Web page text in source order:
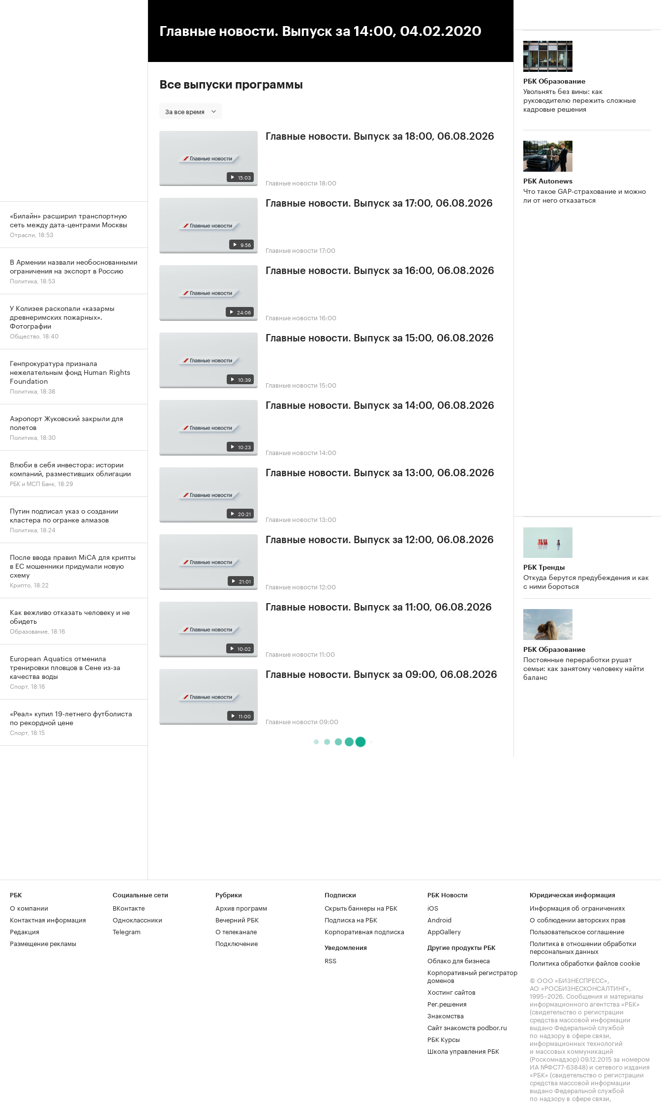
Главные новости. Выпуск за 14:00, 04.02.2020
Все выпуски программы
За все время
15:03
Главные новости. Выпуск за 18:00, 06.08.2026
Главные новости 18:00
9:56
Главные новости. Выпуск за 17:00, 06.08.2026
Главные новости 17:00
24:06
Главные новости. Выпуск за 16:00, 06.08.2026
Главные новости 16:00
10:39
Главные новости. Выпуск за 15:00, 06.08.2026
Главные новости 15:00
10:23
Главные новости. Выпуск за 14:00, 06.08.2026
Главные новости 14:00
20:21
Главные новости. Выпуск за 13:00, 06.08.2026
Главные новости 13:00
21:01
Главные новости. Выпуск за 12:00, 06.08.2026
Главные новости 12:00
10:02
Главные новости. Выпуск за 11:00, 06.08.2026
Главные новости 11:00
11:00
Главные новости. Выпуск за 09:00, 06.08.2026
Главные новости 09:00
РБК Образование
Увольнять без вины: как
руководителю пережить сложные
кадровые решения
РБК Autonews
Что такое GAP-страхование и можно
ли от него отказаться
РБК Тренды
Откуда берутся предубеждения и как
с ними бороться
РБК Образование
Постоянные переработки рушат
семьи: как занятому человеку найти
баланс
«Билайн» расширил транспортную
сеть между дата-центрами Москвы
Отрасли, 18:53
В Армении назвали необоснованными
ограничения на экспорт в Россию
Политика, 18:53
У Колизея раскопали «казармы
древнеримских пожарных».
Фотографии
Общество, 18:40
Генпрокуратура признала
нежелательным фонд Human Rights
Foundation
Политика, 18:38
Аэропорт Жуковский закрыли для
полетов
Политика, 18:30
Влюби в себя инвестора: истории
компаний, разместивших облигации
РБК и МСП Банк, 18:29
Путин подписал указ о создании
кластера по огранке алмазов
Политика, 18:24
После ввода правил MiCA для крипты
в ЕС мошенники придумали новую
схему
Крипто, 18:22
Как вежливо отказать человеку и не
обидеть
Образование, 18:16
European Aquatics отменила
тренировки пловцов в Сене из-за
качества воды
Спорт, 18:16
«Реал» купил 19-летнего футболиста
по рекордной цене
Спорт, 18:15
РБК
О компании
Контактная информация
Редакция
Размещение рекламы
Социальные сети
ВКонтакте
Одноклассники
Telegram
Рубрики
Архив программ
Вечерний РБК
О телеканале
Подключение
Подписки
Скрыть баннеры на РБК
Подписка на РБК
Корпоративная подписка
Уведомления
RSS
РБК Новости
iOS
Android
AppGallery
Другие продукты РБК
Облако для бизнеса
Корпоративный регистратор
доменов
Хостинг сайтов
Рег.решения
Знакомства
Сайт знакомств podbor.ru
РБК Курсы
Школа управления РБК
Юридическая информация
Информация об ограничениях
О соблюдении авторских прав
Пользовательское соглашение
Политика в отношении обработки
персональных данных
Политика обработки файлов cookie
© ООО «БИЗНЕСПРЕСС»,
АО «РОСБИЗНЕСКОНСАЛТИНГ»,
1995–2026. Сообщения и материалы
информационного агентства «РБК»
(свидетельство о регистрации
средства массовой информации
выдано Федеральной службой
по надзору в сфере связи,
информационных технологий
и массовых коммуникаций
(Роскомнадзор) 09.12.2015 за номером
ИА №ФС77-63848) и сетевого издания
«РБК» (свидетельство о регистрации
средства массовой информации
выдано Федеральной службой
по надзору в сфере связи,